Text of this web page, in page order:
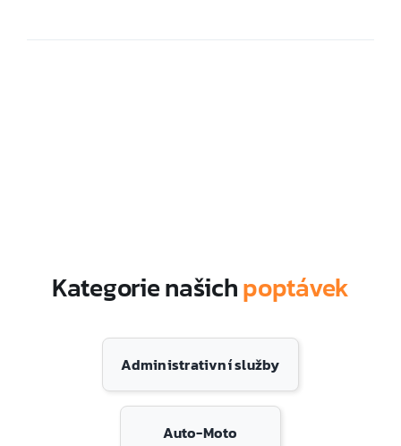
Kategorie našichpoptávek
Administrativní služby
Auto-Moto